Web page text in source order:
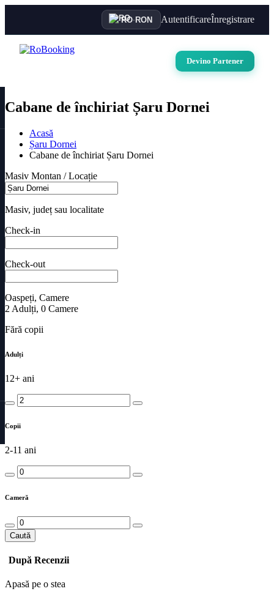
RO·RON AutentificareÎnregistrare
Devino Partener
Cabane de închiriat Șaru Dornei
Acasă
Șaru Dornei
Cabane de închiriat Șaru Dornei
Masiv Montan / Locație
Masiv, județ sau localitate
Check-in
Check-out
Oaspeți, Camere
2 Adulți, 0 Camere
Fără copii
Adulți
12+ ani
Copii
2-11 ani
Cameră
Caută
După Recenzii
Apasă pe o stea